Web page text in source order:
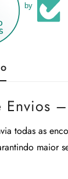
by
Envios
todas as
maior